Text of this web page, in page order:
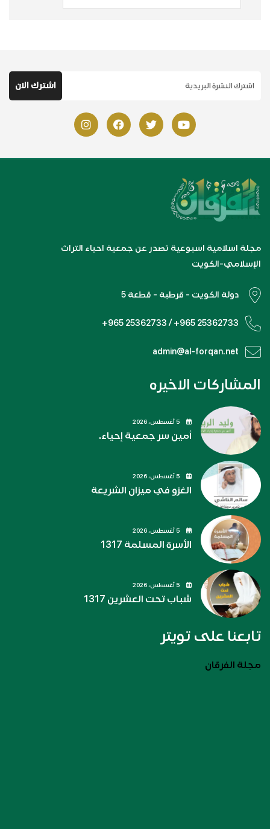
مجلة اسلامية اسبوعية تصدر عن جمعية احياء التراث
الإسلامي-الكويت
دولة الكويت - قرطبة - قطعة 5
+965 25362733 / +965 25362733
admin@al-forqan.net
المشاركات الاخيره
أمين سر جمعية إحياء.
الغزو في ميزان الشريعة
الأسرة المسلمة 1317
شباب تحت العشرين 1317
تابعنا على تويتر
مجلة الفرقان